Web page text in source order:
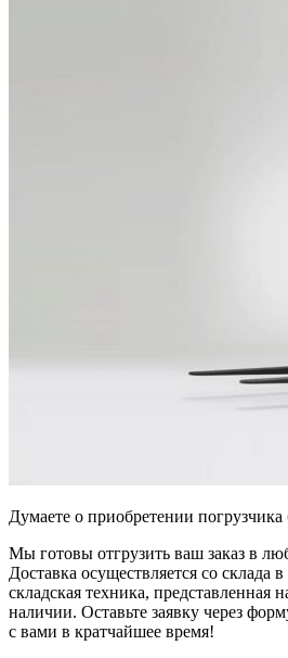
Думаете о приобретении погрузчика
Мы готовы отгрузить ваш заказ в
Доставка осуществляется со склада
складская техника, представленная
наличии. Оставьте заявку через
с вами в кратчайшее время!